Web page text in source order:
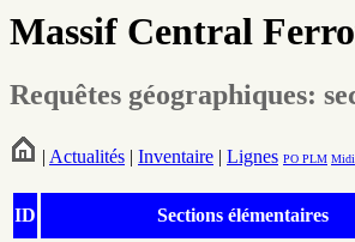
Massif Central
Requêtes géographiques:
| Actualités | Inventaire | Lignes PO PLM Midi
ID Sections élémentaires